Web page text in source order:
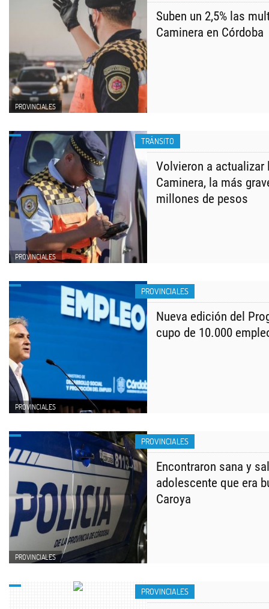
PROVINCIALES
Suben un 2,5% las
Caminera en Córdoba
TRÁNSITO
PROVINCIALES
Volvieron a actualizar
Caminera, la más
millones de pesos
PROVINCIALES
PROVINCIALES
Nueva edición del
cupo de 10.000
PROVINCIALES
PROVINCIALES
Encontraron sana y
adolescente que era
Caroya
PROVINCIALES